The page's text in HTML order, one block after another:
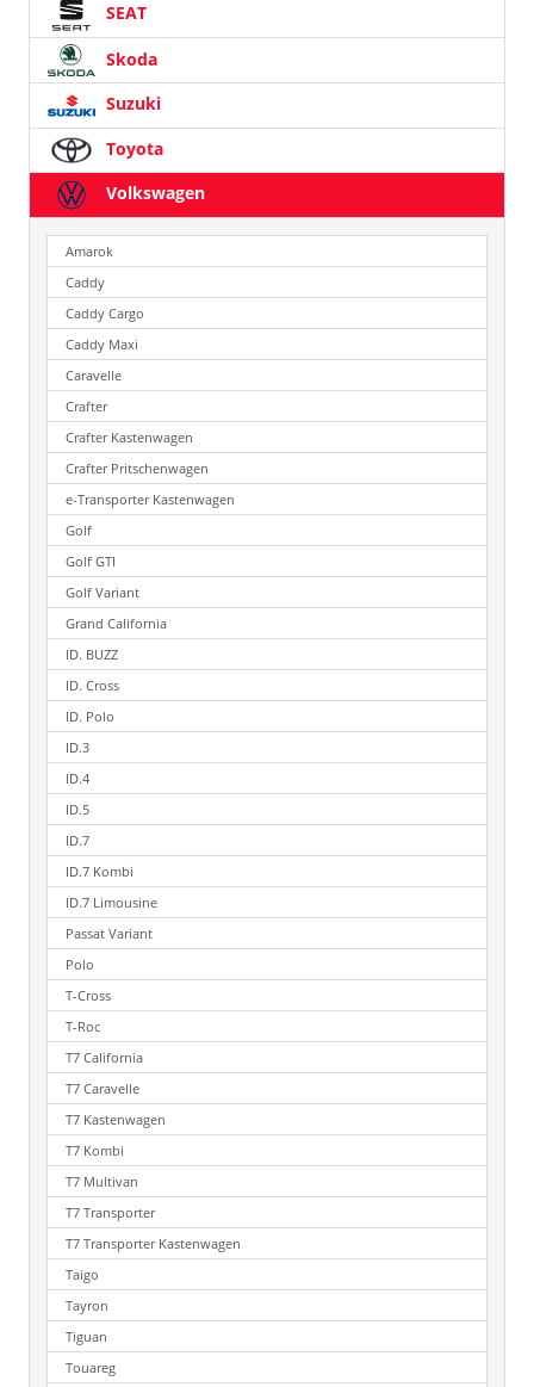
SEAT
Skoda
Suzuki
Toyota
Volkswagen
Amarok
Caddy
Caddy Cargo
Caddy Maxi
Caravelle
Crafter
Crafter Kastenwagen
Crafter Pritschenwagen
e-Transporter Kastenwagen
Golf
Golf GTI
Golf Variant
Grand California
ID. BUZZ
ID. Cross
ID. Polo
ID.3
ID.4
ID.5
ID.7
ID.7 Kombi
ID.7 Limousine
Passat Variant
Polo
T-Cross
T-Roc
T7 California
T7 Caravelle
T7 Kastenwagen
T7 Kombi
T7 Multivan
T7 Transporter
T7 Transporter Kastenwagen
Taigo
Tayron
Tiguan
Touareg